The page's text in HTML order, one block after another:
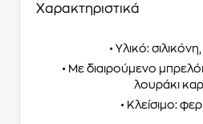
Χαρακτηριστικά
• Υλικό:
• Με διαιρούμενο
λουράκι
• Κλείσιμο: